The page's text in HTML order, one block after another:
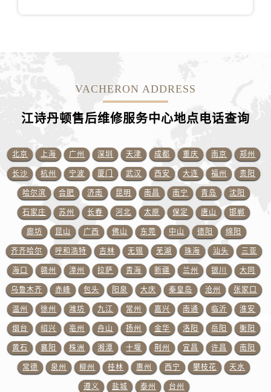
山西省吕梁市离石区永宁中路与建设街交叉口江诗丹顿售后服务中心（需提前预约）
山西省太原市迎泽区迎泽街道解放路15号亨得利名表维修授权店3楼江诗丹顿售后服务中心（需提前预约）
安徽省安庆市迎江区人民路江诗丹顿售后服务中心（需提前预约）
安徽省蚌埠市蚌山区淮河路江诗丹顿售后服务中心（需提前预约）
安徽省亳州市谯城区魏武大道江诗丹顿售后服务中心（需提前预约）
安徽省池州市贵池区长江路江诗丹顿售后服务中心（需提前预约）
安徽省滁州市琅琊区南谯北路江诗丹顿售后服务中心（需提前预约）
安徽省阜阳市颍州区颍州北路江诗丹顿售后服务中心（需提前预约）
安徽省淮北市相山区淮海路江诗丹顿售后服务中心（需提前预约）
安徽省淮南市田家庵区国庆中路江诗丹顿售后服务中心（需提前预约）
安徽省黄山市屯溪区黄山西路江诗丹顿售后服务中心（需提前预约）
安徽省六安市金安区解放中路江诗丹顿售后服务中心（需提前预约）
安徽省马鞍山市雨山区湖南西路江诗丹顿售后服务中心（需提前预约）
安徽省宿州市埇桥区人民中路江诗丹顿售后服务中心（需提前预约）
安徽省铜陵市铜官区石城大道江诗丹顿售后服务中心（需提前预约）
安徽省芜湖市镜湖区中山路步行街江诗丹顿售后服务中心（需提前预约）
VACHERON ADDRESS
江诗丹顿售后维修服务中心地点电话查询
北京 上海 广州 深圳 天津 成都 重庆 南京 郑州
长沙 杭州 宁波 厦门 武汉 西安 大连 福州 贵阳
哈尔滨 合肥 济南 昆明 南昌 南宁 青岛 沈阳
石家庄 苏州 长春 河北 太原 保定 唐山 邯郸
廊坊 昆山 广西 佛山 东莞 中山 德阳 绵阳
齐齐哈尔 呼和浩特 吉林 无锡 芜湖 珠海 汕头 三亚
海口 赣州 漳州 拉萨 青海 新疆 兰州 银川 大同
乌鲁木齐 赤峰 包头 阳泉 大庆 秦皇岛 沧州 张家口
温州 徐州 潍坊 九江 常州 嘉兴 南通 临沂 淮安
烟台 绍兴 亳州 舟山 扬州 金华 洛阳 岳阳 衡阳
黄石 襄阳 株洲 湘潭 十堰 荆州 宜昌 许昌 南阳
常德 泉州 柳州 桂林 惠州 西宁 攀枝花 天水
遵义 盐城 泰州 台州